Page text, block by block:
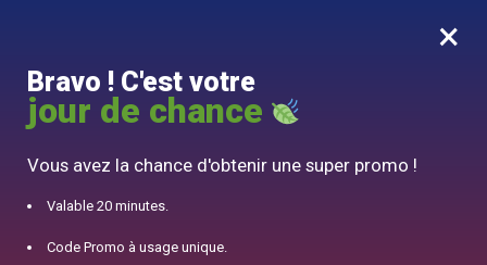
0
10% offert pour 50€ d’achats avec le code DJINN10
×
Bravo ! C'est votre
jour de chance
Vous avez la chance d'obtenir une super promo !
Valable 20 minutes.
Code Promo à usage unique.